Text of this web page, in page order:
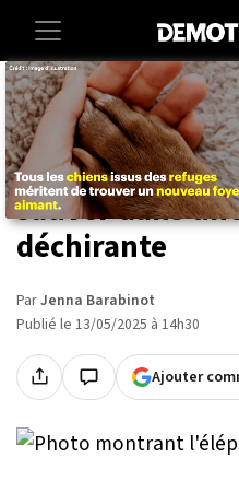
Accueil Societe Animaux
Un camion
éléphant, sa
sauver dans
déchirante
ParJenna Barabinot
Publié le 13/05/2025 à 14h30
Ajouter